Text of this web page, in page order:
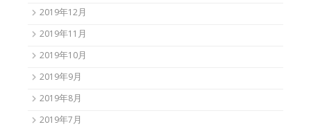
2019年12月
2019年11月
2019年10月
2019年9月
2019年8月
2019年7月